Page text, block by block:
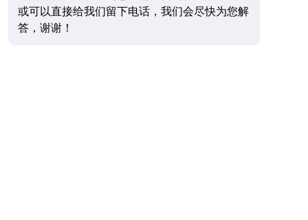
或可以直接给我们留下电话，我们会尽快为您解
答，谢谢！